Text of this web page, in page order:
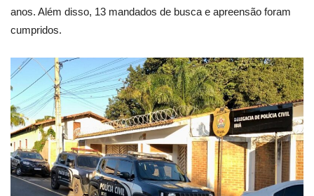
anos. Além disso, 13 mandados de busca e apreensão foram
cumpridos.